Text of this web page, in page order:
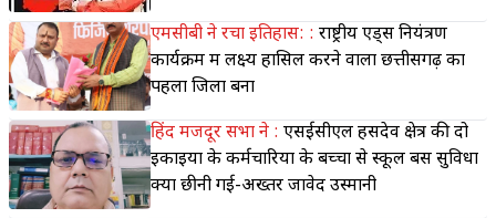
एमसीबी ने रचा इतिहास: : राष्ट्रीय एड्स नियंत्रण
कार्यक्रम में लक्ष्य हासिल करने वाला छत्तीसगढ़ का
पहला जिला बना
हिंद मजदूर सभा ने : एसईसीएल हसदेव क्षेत्र की दो
इकाइयों के कर्मचारियों के बच्चों से स्कूल बस सुविधा
क्यों छीनी गई-अख्तर जावेद उस्मानी